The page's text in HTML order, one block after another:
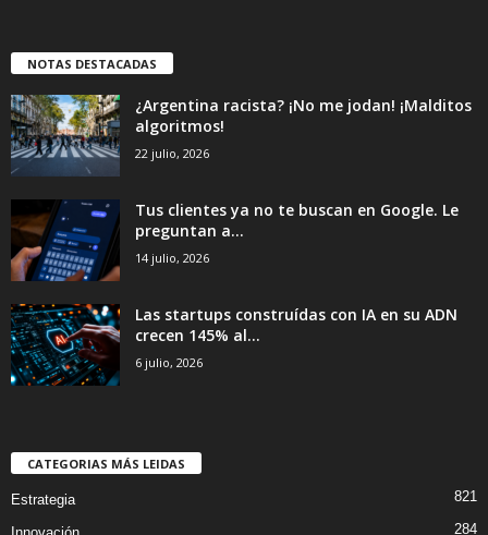
NOTAS DESTACADAS
¿Argentina racista? ¡No me jodan! ¡Malditos
algoritmos!
22 julio, 2026
Tus clientes ya no te buscan en Google. Le
preguntan a...
14 julio, 2026
Las startups construídas con IA en su ADN
crecen 145% al...
6 julio, 2026
CATEGORIAS MÁS LEIDAS
Estrategia 821
284